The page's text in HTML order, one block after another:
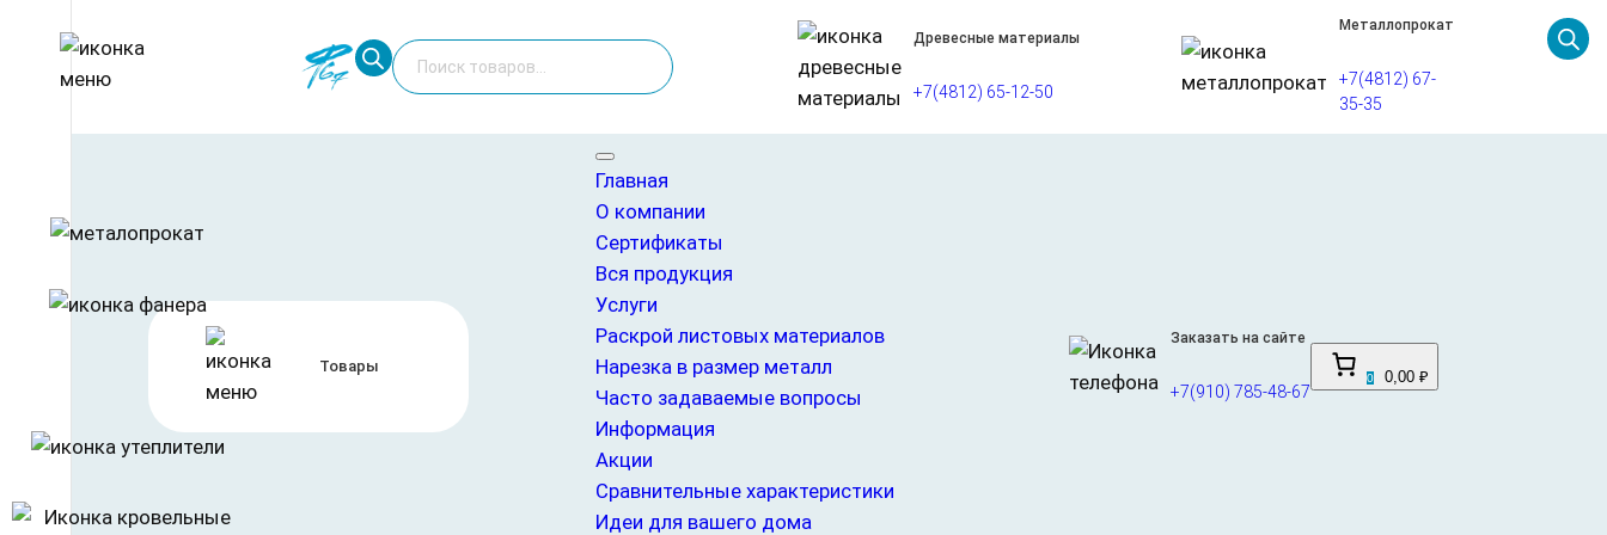
к
содержимому
Поиск
товаров
Древесные материалы
+7(4812) 65-12-50
Металлопрокат
+7(4812) 67-
35-35
Товары
Главная
О компании
Сертификаты
Вся продукция
Услуги
Раскрой листовых материалов
Нарезка в размер металл
Часто задаваемые вопросы
Информация
Акции
Сравнительные характеристики
Идеи для вашего дома
Заказать на сайте
+7(910) 785-48-67
0 0,00 ₽
/ Фанера ФК 9мм сорт 4/4 1525х1525 НШ
— 3% Фанера ФК 9мм сорт 4/4 1525х1525 НШ
е
р
в
а
ч
я
Берёзовая фанера ФК толщиной 9 мм (формат 1525×1525 мм), сорт 4/4, нешлифованная (НШ).
Изготовлена из берёзового шпона с применением карбамидоформальдегидного клея.
Отличается умеренной влагостойкостью, соответствует классу эмиссии E1 (низкое выделение
Нет в наличии